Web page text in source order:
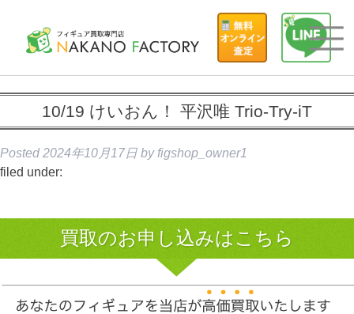
10/19 けいおん！ 平沢唯 Trio-Try-iT
Posted 2024年10月17日 by figshop_owner1
filed under:
買取のお申し込みはこちら